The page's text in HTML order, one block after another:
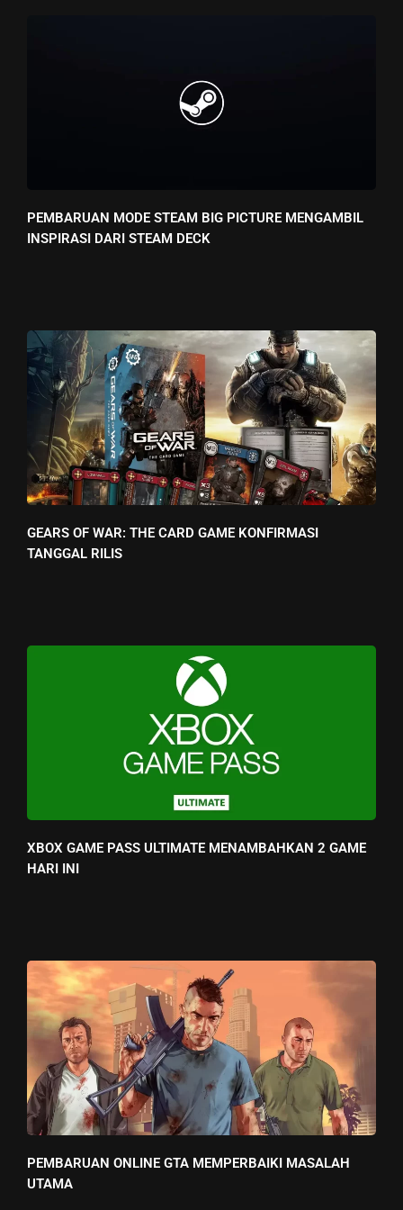
PEMBARUAN MODE STEAM BIG PICTURE MENGAMBIL
INSPIRASI DARI STEAM DECK
GEARS OF WAR: THE CARD GAME KONFIRMASI
TANGGAL RILIS
XBOX GAME PASS ULTIMATE MENAMBAHKAN 2 GAME
HARI INI
PEMBARUAN ONLINE GTA MEMPERBAIKI MASALAH
UTAMA